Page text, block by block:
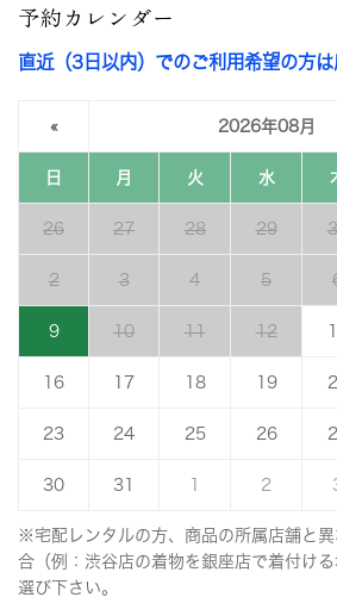
予約カレンダー
直近（3日以内）でのご利用希望の方は
« 2026年08月
日 月 火 水
26 27 28 29
2 3 4 5
9 10 11 12
16 17 18 19
23 24 25 26
30 31 2
※宅配レンタルの方、商品の所属店舗と
合（例：渋谷店の着物を銀座店で着付け
選び下さい。